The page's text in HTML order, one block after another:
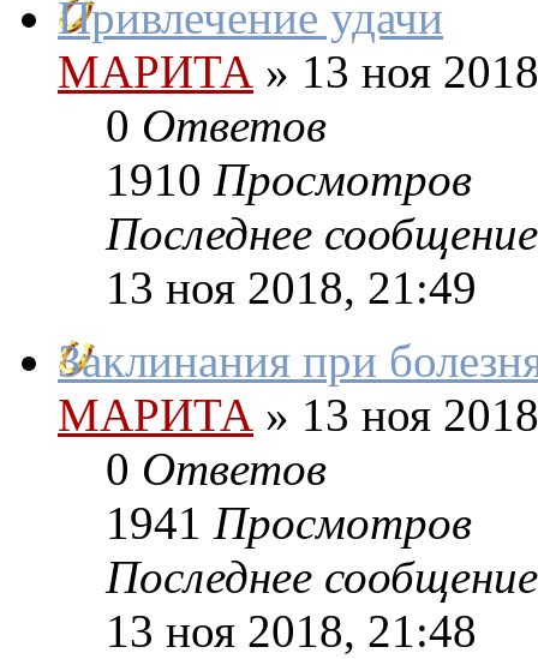
Привлечение удачи
МАРИТА » 13 ноя
0 Ответов
1910 Просмотров
Последнее сообщение
13 ноя 2018, 21:49
Заклинания при
МАРИТА » 13 ноя
0 Ответов
1941 Просмотров
Последнее сообщение
13 ноя 2018, 21:48